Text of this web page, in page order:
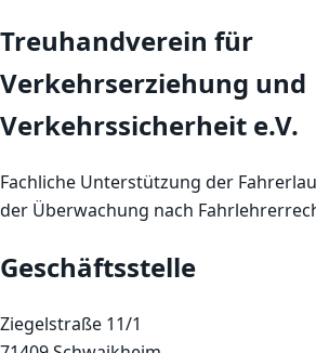
Treuhandverein für
Verkehrserziehung und
Verkehrssicherheit e.V.
Fachliche Unterstützung der
der Überwachung nach
Geschäftsstelle
Ziegelstraße 11/1